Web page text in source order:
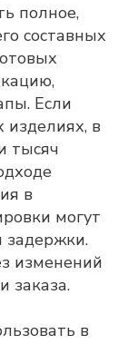
полное,
составных
Если
изделиях, в
тысяч
в
могут
изменений
заказа.
в